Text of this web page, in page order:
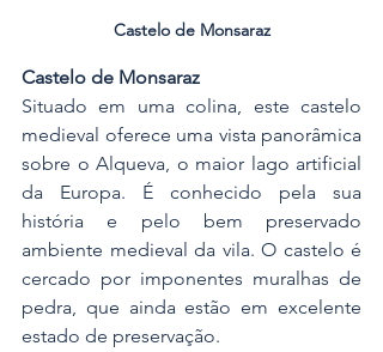
Castelo de Monsaraz
Castelo de Monsaraz
Situado em uma colina, este castelo
medieval oferece uma vista panorâmica
sobre o Alqueva, o maior lago artificial
da Europa. É conhecido pela sua
história e pelo bem preservado
ambiente medieval da vila. O castelo é
cercado por imponentes muralhas de
pedra, que ainda estão em excelente
estado de preservação.